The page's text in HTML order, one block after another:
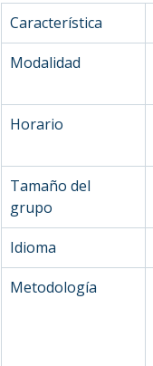
Característica
Modalidad
Horario
Tamaño del
grupo
Idioma
Metodología